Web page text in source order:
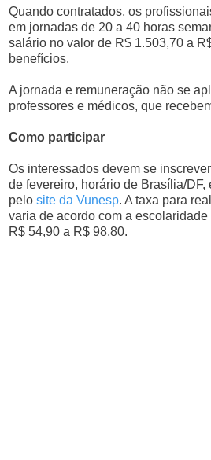
Quando contratados, os
em jornadas de 20 a 40 horas
salário no valor de R$ 1.503,70 a
benefícios.
A jornada e remuneração não se
professores e médicos, que
Como participar
Os interessados devem se
de fevereiro, horário de Brasília/DF,
pelosite da Vunesp. A taxa para
varia de acordo com a
R$ 54,90 a R$ 98,80.